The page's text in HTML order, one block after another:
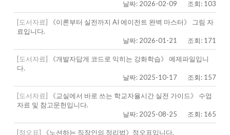
날짜: 2026-02-09
조회: 103
[도서자료]
《이론부터 실전까지 AI 에이전트 완벽 마스터》 그림 자
료입니다.
날짜: 2026-01-21
조회: 171
[도서자료]
《개발자답게 코드로 익히는 강화학습》 예제파일입니
다.
날짜: 2025-10-17
조회: 157
[도서자료]
《교실에서 바로 쓰는 학교자율시간 실전 가이드》 수업
자료 및 참고문헌입니다.
날짜: 2025-08-25
조회: 165
[정오표]
《노션하는 직장인의 정리법》정오표입니다.